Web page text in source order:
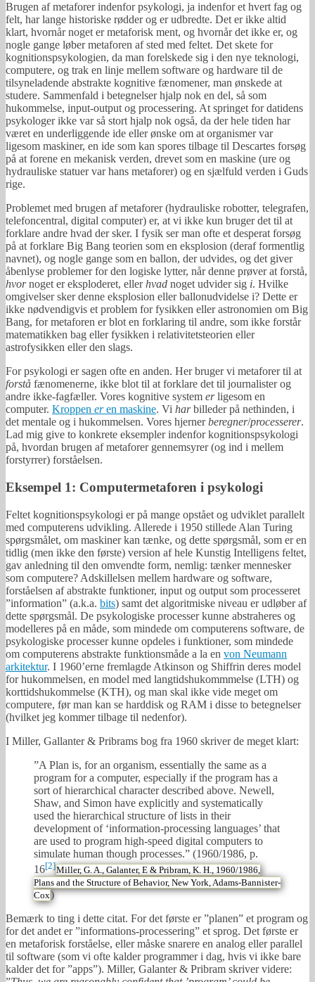
Brugen af metaforer indenfor psykologi, ja indenfor et hvert fag og
felt, har lange historiske rødder og er udbredte. Det er ikke altid
klart, hvornår noget er metaforisk ment, og hvornår det ikke er, og
nogle gange løber metaforen af sted med feltet. Det skete for
kognitionspsykologien, da man forelskede sig i den nye teknologi,
computere, og trak en linje mellem software og hardware til de
tilsyneladende abstrakte kognitive fænomener, man ønskede at
studere. Sammenfald i betegnelser hjalp nok en del, så som
hukommelse, input-output og processering. At springet for datidens
psykologer ikke var så stort hjalp nok også, da der hele tiden har
været en underliggende ide eller ønske om at organismer var
ligesom maskiner, en ide som kan spores tilbage til Descartes forsøg
på at forene en mekanisk verden, drevet som en maskine (ure og
hydrauliske statuer var hans metaforer) og en sjælfuld verden i Guds
rige.
Problemet med brugen af metaforer (hydrauliske robotter, telegrafen,
telefoncentral, digital computer) er, at vi ikke kun bruger det til at
forklare andre hvad der sker. I fysik ser man ofte et desperat forsøg
på at forklare Big Bang teorien som en eksplosion (deraf formentlig
navnet), og nogle gange som en ballon, der udvides, og det giver
åbenlyse problemer for den logiske lytter, når denne prøver at forstå,
hvornoget er eksploderet, ellerhvad noget udvider sig i. Hvilke
omgivelser sker denne eksplosion eller ballonudvidelse i? Dette er
ikke nødvendigvis et problem for fysikken eller astronomien om Big
Bang, for metaforen er blot en forklaring til andre, som ikke forstår
matematikken bag eller fysikken i relativitetsteorien eller
astrofysikken eller den slags.
For psykologi er sagen ofte en anden. Her bruger vi metaforer til at
forstå fænomenerne, ikke blot til at forklare det til journalister og
andre ikke-fagfæller. Vores kognitive system erligesom en
computer. Kroppen eren maskine. Vi harbilleder på nethinden, i
det mentale og i hukommelsen. Vores hjernerberegner/processerer.
Lad mig give to konkrete eksempler indenfor kognitionspsykologi
på, hvordan brugen af metaforer gennemsyrer (og ind i mellem
forstyrrer) forståelsen.
Eksempel 1: Computermetaforen i psykologi
Feltet kognitionspsykologi er på mange opstået og udviklet parallelt
med computerens udvikling. Allerede i 1950 stillede Alan Turing
spørgsmålet, om maskiner kan tænke, og dette spørgsmål, som er en
tidlig (men ikke den første) version af hele Kunstig Intelligens feltet,
gav anledning til den omvendte form, nemlig: tænker mennesker
som computere? Adskillelsen mellem hardware og software,
forståelsen af abstrakte funktioner, input og output som processeret
”information” (a.k.a. bits) samt det algoritmiske niveau er udløber af
dette spørgsmål. De psykologiske processer kunne abstraheres og
modelleres på en måde, som mindede om computerens software, de
psykologiske processer kunne opdeles i funktioner, som mindede
om computerens abstrakte funktionsmåde a la en von Neumann
arkitektur. I 1960’erne fremlagde Atkinson og Shiffrin deres model
for hukommelsen, en model med langtidshukommmelse (LTH) og
korttidshukommelse (KTH), og man skal ikke vide meget om
computere, før man kan se harddisk og RAM i disse to betegnelser
(hvilket jeg kommer tilbage til nedenfor).
I Miller, Gallanter & Pribrams bog fra 1960 skriver de meget klart:
”A Plan is, for an organism, essentially the same as a
program for a computer, especially if the program has a
sort of hierarchical character described above. Newell,
Shaw, and Simon have explicitly and systematically
used the hierarchical structure of lists in their
development of ‘information-processing languages’ that
are used to program high-speed digital computers to
simulate human though processes.” (1960/1986, p.
16[2]Miller, G. A., Galanter, E & Pribram, K. H., 1960/1986,
Plans and the Structure of Behavior, New York, Adams-Bannister-
Cox)
Bemærk to ting i dette citat. For det første er ”planen” et program og
for det andet er ”informations-processering” et sprog. Det første er
en metaforisk forståelse, eller måske snarere en analog eller parallel
til software (som vi ofte kalder programmer i dag, hvis vi ikke bare
kalder det for ”apps”). Miller, Galanter & Pribram skriver videre: